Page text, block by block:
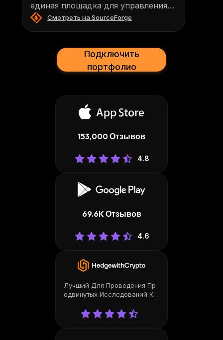
единая площадка для управления
всеми вашими цифровыми
активами.
Смотреть на SourceForge
Подключить
портфолио
153,000 Отзывов
4.8
69.6K Отзывов
4.6
Лучший Для Проведения Пр
Одвинутых Исследований Кр